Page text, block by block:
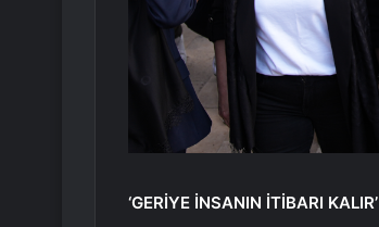
‘GERİYE İNSANIN İTİBARI KALIR’